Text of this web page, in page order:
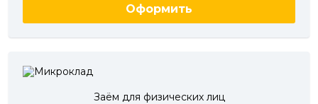
Оформить
Заём для физических лиц